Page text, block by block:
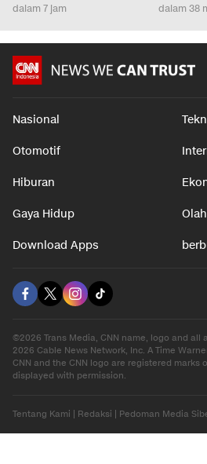
dalam 7 jam dalam 38
Nasional
Otomotif
Hiburan
Gaya Hidup
Download Apps
©2026 Trans Media, CNN name, logo and all
2026 Cable News Network, Inc. A Time
CNN and the CNN logo are registered marks
displayed with permission.
Tentang Kami Redaksi Pedoman Media